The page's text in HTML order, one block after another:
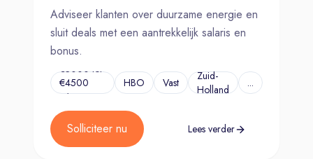
Adviseer klanten over duurzame energie en
sluit deals met een aantrekkelijk salaris en
bonus.
€3000 tot
€4500
p/m
HBO Vast
Zuid-
Holland
...
Solliciteer nu Lees verder